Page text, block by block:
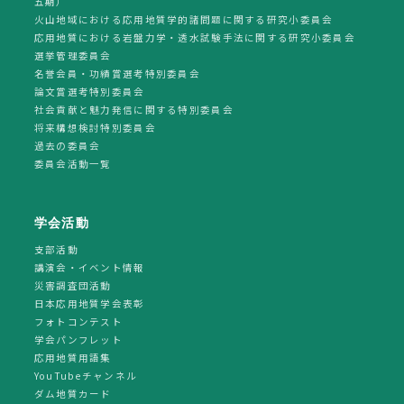
火山地域における応用地質学的諸問題に関する研究小委員会
応用地質における岩盤力学・透水試験手法に関する研究小委員会
選挙管理委員会
名誉会員・功績賞選考特別委員会
論文賞選考特別委員会
社会貢献と魅力発信に関する特別委員会
将来構想検討特別委員会
過去の委員会
委員会活動一覧
学会活動
支部活動
講演会・イベント情報
災害調査団活動
日本応用地質学会表彰
フォトコンテスト
学会パンフレット
応用地質用語集
YouTubeチャンネル
ダム地質カード